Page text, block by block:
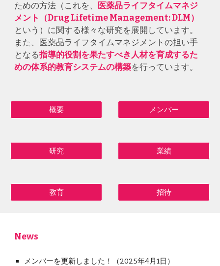
ための方法（これを、
医薬品ライフタイムマネジ
メント（Drug Lifetime Management: DLM）
という）に関する様々な研究を展開しています。
また、医薬品ライフタイムマネジメントの担い手
となる指導的役割を果たすべき人材を育成するた
めの体系的教育システムの構築を行っています。
概要 メンバー
研究 業績
教育 招待
News
メンバーを更新しました！（2025年4月1日）